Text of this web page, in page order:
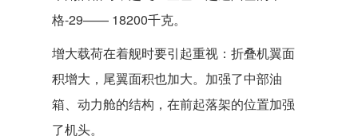
格-29—— 18200千克。
增大载荷在着舰时要引起重视：折叠机翼面
积增大，尾翼面积也加大。加强了中部油
箱、动力舱的结构，在前起落架的位置加强
了机头。